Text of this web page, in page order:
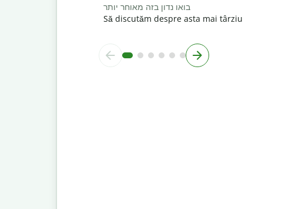
בואו נדון בזה מאוחר יותר
Să discutăm despre asta mai târziu